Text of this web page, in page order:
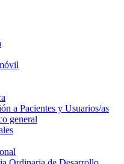
a Pacientes y Usuarios/as
general